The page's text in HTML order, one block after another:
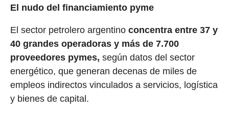
El nudo del financiamiento pyme
El sector petrolero argentino concentra entre 37 y
40 grandes operadoras y más de 7.700
proveedores pymes, según datos del sector
energético, que generan decenas de miles de
empleos indirectos vinculados a servicios, logística
y bienes de capital.